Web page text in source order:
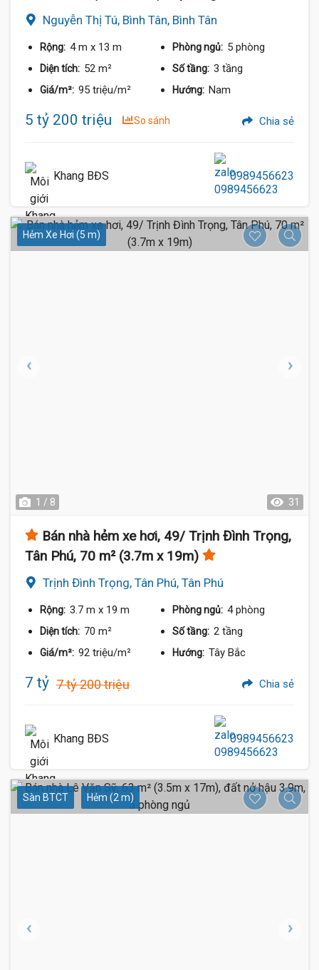
Nguyễn Thị Tú, Bình Tân, Bình Tân
Rộng: 4 m x 13 m Phòng ngủ: 5 phòng
Diện tích: 52 m² Số tầng: 3 tầng
Giá/m²: 95 triệu/m² Hướng: Nam
5 tỷ 200 triệu So sánh Chia sẻ
Khang BĐS 0989456623
Hẻm Xe Hơi (5 m)
1 / 8 31
Bán nhà hẻm xe hơi, 49/ Trịnh Đình Trọng,
Tân Phú, 70 m² (3.7m x 19m)
Trịnh Đình Trọng, Tân Phú, Tân Phú
Rộng: 3.7 m x 19 m Phòng ngủ: 4 phòng
Diện tích: 70 m² Số tầng: 2 tầng
Giá/m²: 92 triệu/m² Hướng: Tây Bắc
7 tỷ 7 tỷ 200 triệu Chia sẻ
Khang BĐS 0989456623
Sàn BTCT Hẻm (2 m)